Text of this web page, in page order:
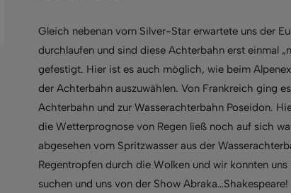
Gleich nebenan vom Silver-Star erwartete uns der
durchlaufen und sind diese Achterbahn erst einmal
gefestigt. Hier ist es auch möglich, wie beim
der Achterbahn auszuwählen. Von Frankreich ging
Achterbahn und zur Wasserachterbahn Poseidon.
die Wetterprognose von Regen ließ noch auf sich
abgesehen vom Spritzwasser aus der
Regentropfen durch die Wolken und wir konnten
suchen und uns von der Show Abraka…Shakespeare!